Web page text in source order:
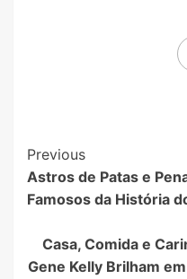
Previous
Astros de Patas e
Famosos da História
Casa, Comida e
Gene Kelly Brilham